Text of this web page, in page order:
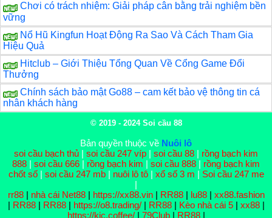
Chơi có trách nhiệm: Giải pháp cân bằng trải nghiệm bền
vững
Nổ Hũ Kingfun Hoạt Động Ra Sao Và Cách Tham Gia
Hiệu Quả
Hitclub – Giới Thiệu Tổng Quan Về Cổng Game Đổi
Thưởng
Chính sách bảo mật Go88 – cam kết bảo vệ thông tin cá
nhân khách hàng
© 2019 - 2024 Soi cầu 88
Bản quyền thuộc về Nuôi lô
soi cầu bạch thủ | soi cầu 247 víp | soi cầu 88 | rồng bạch kim
888 | soi cầu 666 | rồng bạch kim | soi cầu 888 | rồng bạch kim
chốt số| soi cầu 247 mb| nuôi lô tô| xổ số 3 m | Soi cầu 247 me
|
rr88 | nhà cái Net88 | https://xx88.vin | RR88 | lu88 | xx88.fashion
| RR88 | RR88 | https://o8.trading/ | RR88 | Kèo nhà cái 5 | xx88 |
https://kjc.coffee/ | 79Club | RR88 |